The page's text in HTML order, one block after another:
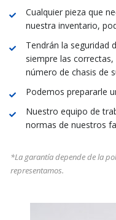
Cualquier pieza que
nuestra inventario,
Tendrán la seguridad
siempre las
número de chasis de
Podemos prepararle
Nuestro equipo de
normas de nuestros
*La garantía depende de la
representamos.